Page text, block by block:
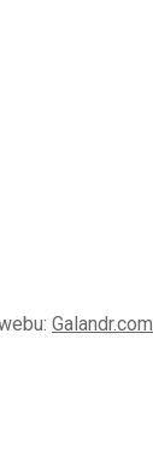
Galandr.com